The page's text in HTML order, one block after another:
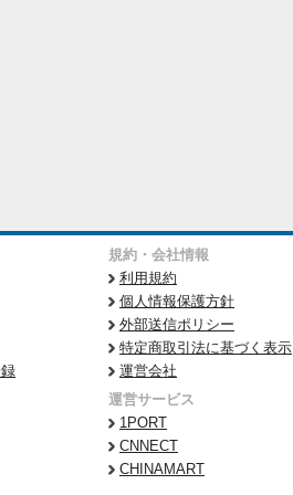
規約・会社情報
利用規約
個人情報保護方針
外部送信ポリシー
特定商取引法に基づく表示
運営会社
運営サービス
1PORT
CNNECT
CHINAMART